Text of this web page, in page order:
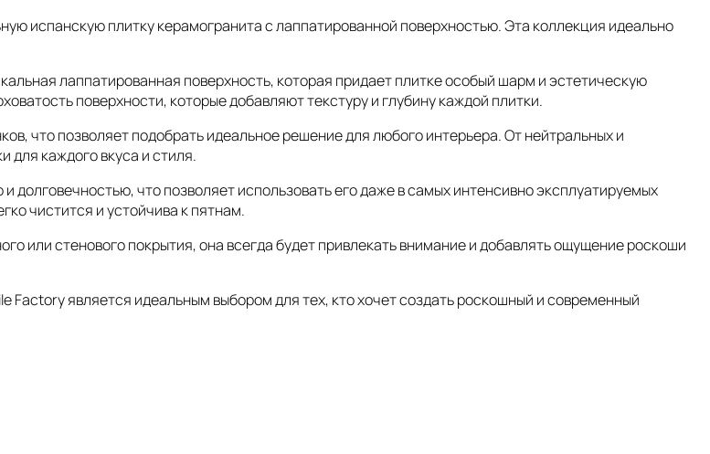
испанскую плитку керамогранита с лаппатированной поверхностью. Эта коллекция идеально
лаппатированная поверхность, которая придает плитке особый шарм и эстетическую
поверхности, которые добавляют текстуру и глубину каждой плитки.
что позволяет подобрать идеальное решение для любого интерьера. От нейтральных и
для каждого вкуса и стиля.
долговечностью, что позволяет использовать его даже в самых интенсивно эксплуатируемых
чистится и устойчива к пятнам.
или стенового покрытия, она всегда будет привлекать внимание и добавлять ощущение роскоши
Factory является идеальным выбором для тех, кто хочет создать роскошный и современный